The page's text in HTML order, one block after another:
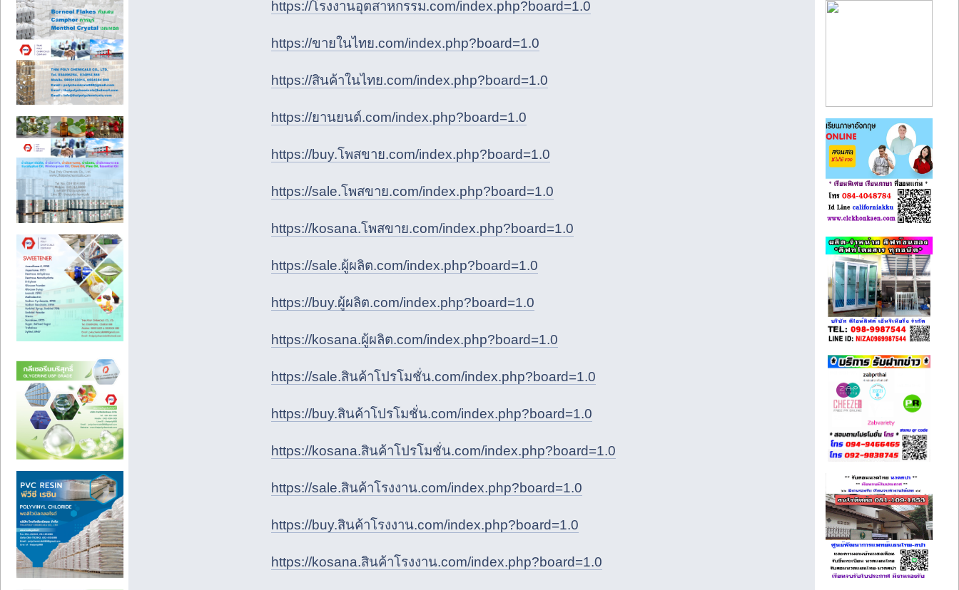
https://โรงงานอุตสาหกรรม.com/index.php?board=1.0
https://ขายในไทย.com/index.php?board=1.0
https://สินค้าในไทย.com/index.php?board=1.0
https://ยานยนต์.com/index.php?board=1.0
https://buy.โพสขาย.com/index.php?board=1.0
https://sale.โพสขาย.com/index.php?board=1.0
https://kosana.โพสขาย.com/index.php?board=1.0
https://sale.ผู้ผลิต.com/index.php?board=1.0
https://buy.ผู้ผลิต.com/index.php?board=1.0
https://kosana.ผู้ผลิต.com/index.php?board=1.0
https://sale.สินค้าโปรโมชั่น.com/index.php?board=1.0
https://buy.สินค้าโปรโมชั่น.com/index.php?board=1.0
https://kosana.สินค้าโปรโมชั่น.com/index.php?board=1.0
https://sale.สินค้าโรงงาน.com/index.php?board=1.0
https://buy.สินค้าโรงงาน.com/index.php?board=1.0
https://kosana.สินค้าโรงงาน.com/index.php?board=1.0